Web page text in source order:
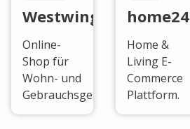
Westwing
Online-
Shop für
Wohn- und
Gebrauchsgegenstände.
home24
Home &
Living E-
Commerce
Plattform.